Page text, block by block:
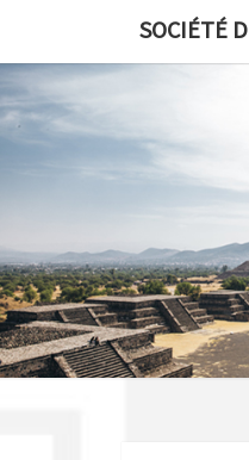
content
SOCIÉTÉ